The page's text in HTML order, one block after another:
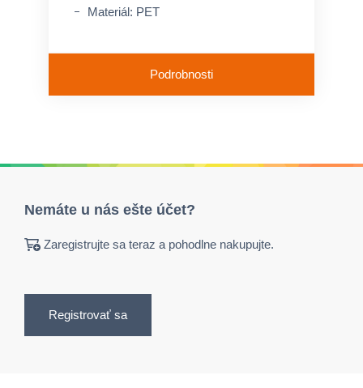
Materiál: PET
Podrobnosti
Nemáte u nás ešte účet?
Zaregistrujte sa teraz a pohodlne nakupujte.
Registrovať sa